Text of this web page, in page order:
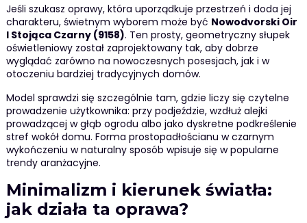
Jeśli szukasz oprawy, która uporządkuje przestrzeń i doda jej
charakteru, świetnym wyborem może być Nowodvorski Oir
I Stojąca Czarny (9158). Ten prosty, geometryczny słupek
oświetleniowy został zaprojektowany tak, aby dobrze
wyglądać zarówno na nowoczesnych posesjach, jak i w
otoczeniu bardziej tradycyjnych domów.
Model sprawdzi się szczególnie tam, gdzie liczy się czytelne
prowadzenie użytkownika: przy podjeździe, wzdłuż alejki
prowadzącej w głąb ogrodu albo jako dyskretne podkreślenie
stref wokół domu. Forma prostopadłościanu w czarnym
wykończeniu w naturalny sposób wpisuje się w popularne
trendy aranżacyjne.
Minimalizm i kierunek światła:
jak działa ta oprawa?